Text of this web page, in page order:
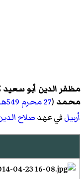
مظفر الدين أبو سعيد
محمد (27 محرم 549هـ
أربيلفي عهدصلاح